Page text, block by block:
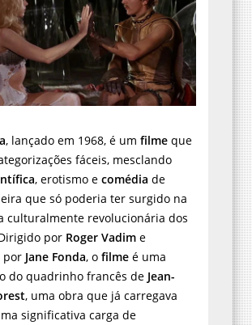
, lançado em 1968, é um filme que
fáceis, mesclando
, erotismo e comédia de
que só poderia ter surgido na
culturalmente revolucionária dos
por Roger Vadim e
por Jane Fonda, o filme é uma
do quadrinho francês de Jean-
, uma obra que já carregava
significativa carga de